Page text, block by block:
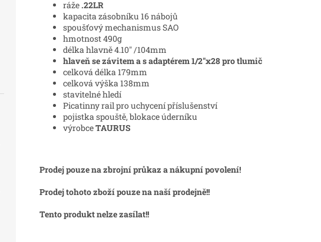
ráže .22LR
kapacita zásobníku 16 nábojů
spoušťový mechanismus SAO
hmotnost 490g
délka hlavně 4.10" /104mm
hlaveň se závitem a s adaptérem 1/2"x28 pro tlumič
celková délka 179mm
celková výška 138mm
stavitelné hledí
Picatinny rail pro uchycení příslušenství
pojistka spouště, blokace úderníku
výrobceTAURUS
Prodej pouze na zbrojní průkaz a nákupní povolení!
Prodej tohoto zboží pouze na naší prodejně!!
Tento produkt nelze zasílat!!